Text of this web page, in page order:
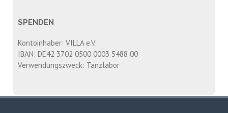
SPENDEN
Kontoinhaber: VILLA e.V.
IBAN: DE42 3702 0500 0003 5488 00
Verwendungszweck: Tanzlabor